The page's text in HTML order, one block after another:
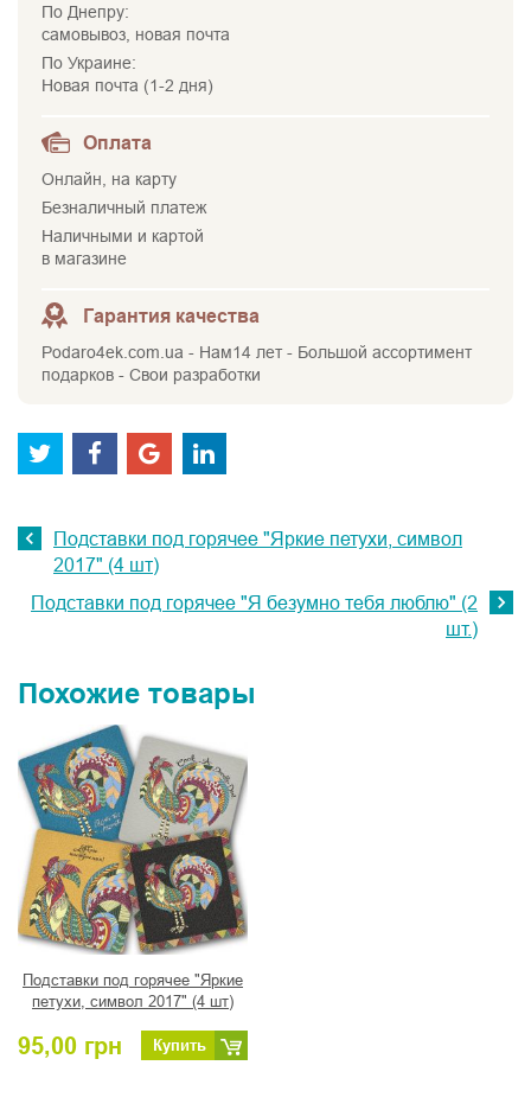
По Днепру:
самовывоз, новая почта
По Украине:
Новая почта (1-2 дня)
Оплата
Онлайн, на карту
Безналичный платеж
Наличными и картой
в магазине
Гарантия качества
Podaro4ek.com.ua - Нам14 лет - Большой ассортимент
подарков - Свои разработки
Подставки под горячее "Яркие петухи, символ
2017" (4 шт)
Подставки под горячее "Я безумно тебя люблю" (2
шт.)
Похожие товары
Подставки под горячее "Яркие
петухи, символ 2017" (4 шт)
95,00 грн Купить